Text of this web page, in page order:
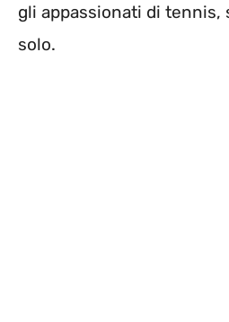
gli appassionati di tennis,
solo.